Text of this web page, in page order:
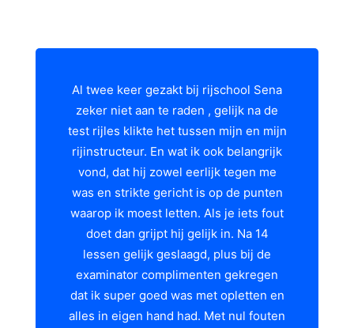
Al twee keer gezakt bij rijschool Sena
zeker niet aan te raden , gelijk na de
test rijles klikte het tussen mijn en mijn
rijinstructeur. En wat ik ook belangrijk
vond, dat hij zowel eerlijk tegen me
was en strikte gericht is op de punten
waarop ik moest letten. Als je iets fout
doet dan grijpt hij gelijk in. Na 14
lessen gelijk geslaagd, plus bij de
examinator complimenten gekregen
dat ik super goed was met opletten en
alles in eigen hand had. Met nul fouten